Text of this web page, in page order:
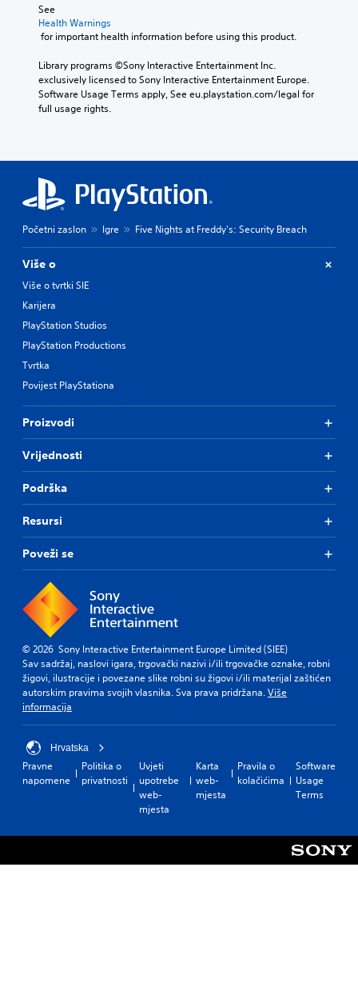
See
Health Warnings
for important health information before using this product.
Library programs ©Sony Interactive Entertainment Inc.
exclusively licensed to Sony Interactive Entertainment Europe.
Software Usage Terms apply, See eu.playstation.com/legal for
full usage rights.
Početni zaslon Igre Five Nights at Freddy's: Security Breach
Više o
Više o tvrtki SIE
Karijera
PlayStation Studios
PlayStation Productions
Tvrtka
Povijest PlayStationa
Proizvodi
Vrijednosti
Podrška
Resursi
Poveži se
© 2026 Sony Interactive Entertainment Europe Limited (SIEE)
Sav sadržaj, naslovi igara, trgovački nazivi i/ili trgovačke oznake, robni
žigovi, ilustracije i povezane slike robni su žigovi i/ili materijal zaštićen
autorskim pravima svojih vlasnika. Sva prava pridržana.Više
informacija
Hrvatska
Pravne
napomene
Politika o
privatnosti
Uvjeti
upotrebe
web-
mjesta
Karta
web-
mjesta
Pravila o
kolačićima
Software
Usage
Terms